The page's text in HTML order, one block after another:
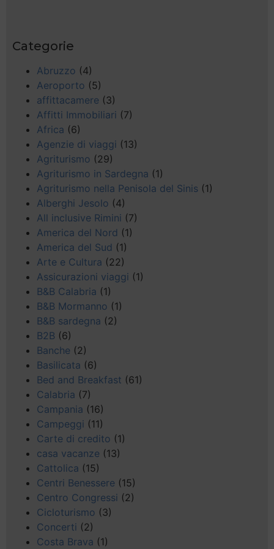
Categorie
Abruzzo (4)
Aeroporto (5)
affittacamere (3)
Affitti Immobiliari (7)
Africa (6)
Agenzie di viaggi (13)
Agriturismo (29)
Agriturismo in Sardegna (1)
Agriturismo nella Penisola del Sinis (1)
Alberghi Jesolo (4)
All inclusive Rimini (7)
America del Nord (1)
America del Sud (1)
Arte e Cultura (22)
Assicurazioni viaggi (1)
B&B Calabria (1)
B&B Mormanno (1)
B&B sardegna (2)
B2B (6)
Banche (2)
Basilicata (6)
Bed and Breakfast (61)
Calabria (7)
Campania (16)
Campeggi (11)
Carte di credito (1)
casa vacanze (13)
Cattolica (15)
Centri Benessere (15)
Centro Congressi (2)
Cicloturismo (3)
Concerti (2)
Costa Brava (1)